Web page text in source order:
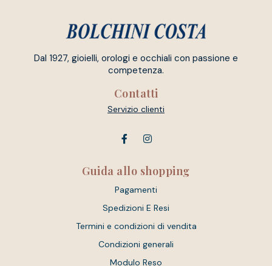
Dal 1927, gioielli, orologi e occhiali con passione e
competenza.
Contatti
Servizio clienti
Guida allo shopping
Pagamenti
Spedizioni E Resi
Termini e condizioni di vendita
Condizioni generali
Modulo Reso